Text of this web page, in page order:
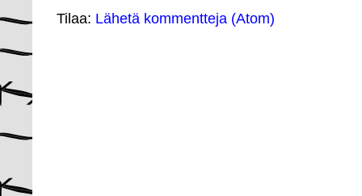
Tilaa: Lähetä kommentteja (Atom)